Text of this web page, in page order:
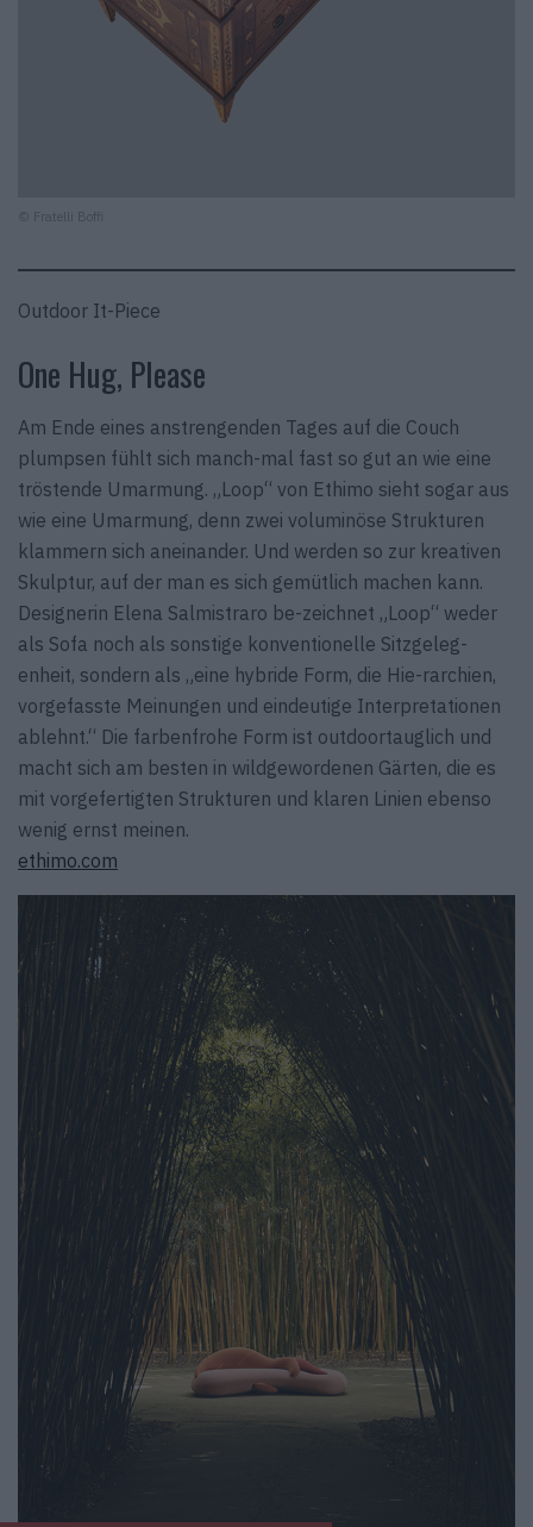
© Fratelli Boffi
Outdoor It-Piece
One Hug, Please
Am Ende eines anstrengenden Tages auf die Couch
plumpsen fühlt sich manch-mal fast so gut an wie eine
tröstende Umarmung. „Loop“ von Ethimo sieht sogar aus
wie eine Umarmung, denn zwei voluminöse Strukturen
klammern sich aneinander. Und werden so zur kreativen
Skulptur, auf der man es sich gemütlich machen kann.
Designerin Elena Salmistraro be-zeichnet „Loop“ weder
als Sofa noch als sonstige konventionelle Sitzgeleg-
enheit, sondern als „eine hybride Form, die Hie-rarchien,
vorgefasste Meinungen und eindeutige Interpretationen
ablehnt.“ Die farbenfrohe Form ist outdoortauglich und
macht sich am besten in wildgewordenen Gärten, die es
mit vorgefertigten Strukturen und klaren Linien ebenso
wenig ernst meinen.
ethimo.com